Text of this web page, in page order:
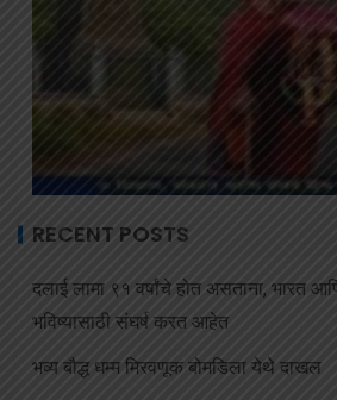
RECENT POSTS
दलाई लामा ९१ वर्षांचे होत असताना, भारत आणि
भविष्यासाठी संघर्ष करत आहेत
भव्य बौद्ध धम्म मिरवणूक बोमडिला येथे दाखल